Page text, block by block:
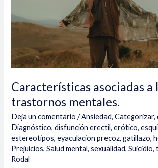
Características asociadas a
trastornos mentales.
Deja un comentario /Ansiedad,Categorizar,
Diagnóstico,disfunción erectil,erótico,
estereotipos,eyaculacion precoz,gatillazo,
Prejuicios,Salud mental,sexualidad,Suicidio,
Rodal